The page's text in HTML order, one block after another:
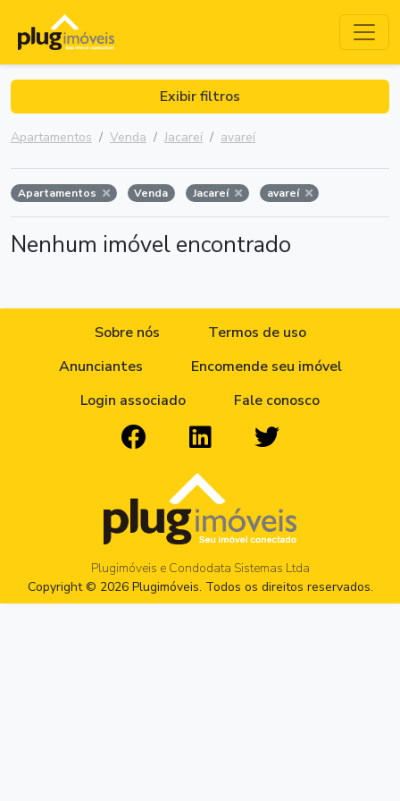
Exibir filtros
Apartamentos Venda Jacareí avareí
Apartamentos Venda Jacareí avareí
Nenhum imóvel encontrado
Sobre nós
Termos de uso
Anunciantes
Encomende seu imóvel
Login associado
Fale conosco
Plugimóveis e Condodata Sistemas Ltda
Copyright © 2026 Plugimóveis. Todos os direitos reservados.